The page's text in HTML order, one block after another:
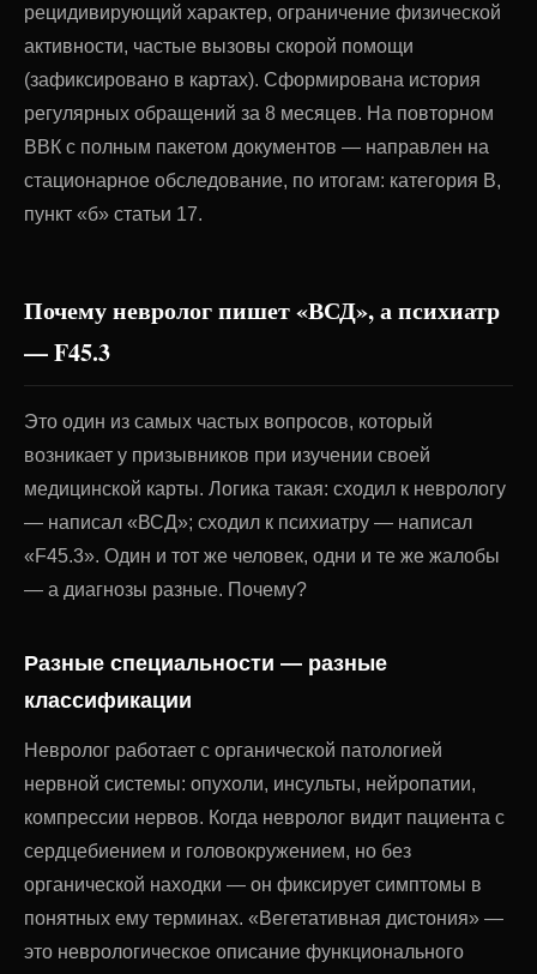
рецидивирующий характер, ограничение физической
активности, частые вызовы скорой помощи
(зафиксировано в картах). Сформирована история
регулярных обращений за 8 месяцев. На повторном
ВВК с полным пакетом документов — направлен на
стационарное обследование, по итогам: категория В,
пункт «б» статьи 17.
Почему невролог пишет «ВСД», а психиатр
— F45.3
Это один из самых частых вопросов, который
возникает у призывников при изучении своей
медицинской карты. Логика такая: сходил к неврологу
— написал «ВСД»; сходил к психиатру — написал
«F45.3». Один и тот же человек, одни и те же жалобы
— а диагнозы разные. Почему?
Разные специальности — разные
классификации
Невролог работает с органической патологией
нервной системы: опухоли, инсульты, нейропатии,
компрессии нервов. Когда невролог видит пациента с
сердцебиением и головокружением, но без
органической находки — он фиксирует симптомы в
понятных ему терминах. «Вегетативная дистония» —
это неврологическое описание функционального